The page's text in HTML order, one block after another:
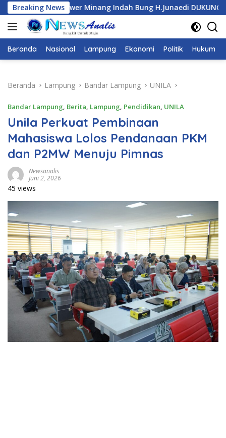
Langsung
ke
konten
Breaking News
Indah Bung H.Junaedi DUKUNG Ketua Karang Taruna
Beranda Nasional Lampung Ekonomi Politik Hukum
Beranda Lampung Bandar Lampung UNILA
Bandar Lampung, Berita, Lampung, Pendidikan, UNILA
Unila Perkuat Pembinaan
Mahasiswa Lolos Pendanaan PKM
dan P2MW Menuju Pimnas
Newsanalis
Juni 2, 2026
45 views